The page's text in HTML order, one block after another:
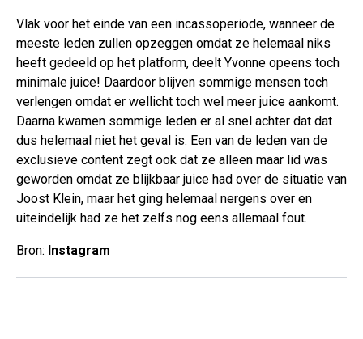
Vlak voor het einde van een incassoperiode, wanneer de
meeste leden zullen opzeggen omdat ze helemaal niks
heeft gedeeld op het platform, deelt Yvonne opeens toch
minimale juice! Daardoor blijven sommige mensen toch
verlengen omdat er wellicht toch wel meer juice aankomt.
Daarna kwamen sommige leden er al snel achter dat dat
dus helemaal niet het geval is. Een van de leden van de
exclusieve content zegt ook dat ze alleen maar lid was
geworden omdat ze blijkbaar juice had over de situatie van
Joost Klein, maar het ging helemaal nergens over en
uiteindelijk had ze het zelfs nog eens allemaal fout.
Bron: Instagram